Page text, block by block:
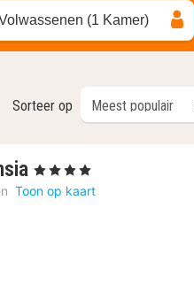
(1 Kamer)
Sorteer op
1
nacht
, 4 Sterren
Toon op kaart